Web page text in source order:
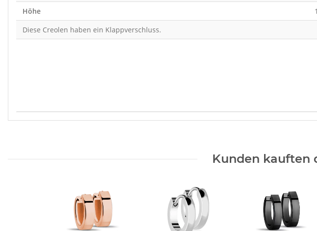
Höhe
Diese Creolen haben ein Klappverschluss.
Produkteigenschaft
Wert
Kunden kauften